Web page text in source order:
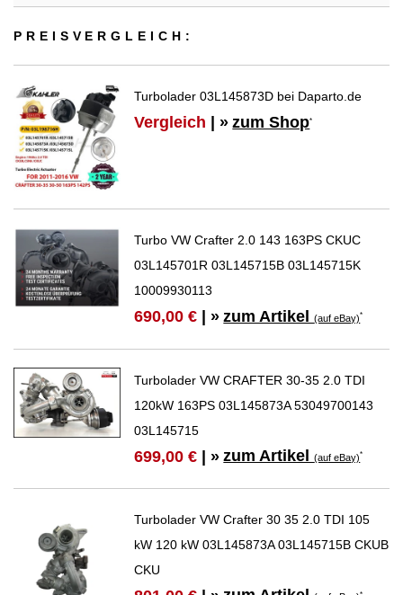
PREIS­VER­GLEICH:
Turbolader 03L145873D bei Daparto.de
Vergleich | » zum Shop*
Turbo VW Crafter 2.0 143 163PS CKUC
03L145701R 03L145715B 03L145715K
10009930113
690,00 € | » zum Artikel(auf eBay)*
Turbolader VW CRAFTER 30-35 2.0 TDI
120kW 163PS 03L145873A 53049700143
03L145715
699,00 € | » zum Artikel(auf eBay)*
Turbolader VW Crafter 30 35 2.0 TDI 105
kW 120 kW 03L145873A 03L145715B CKUB
CKU